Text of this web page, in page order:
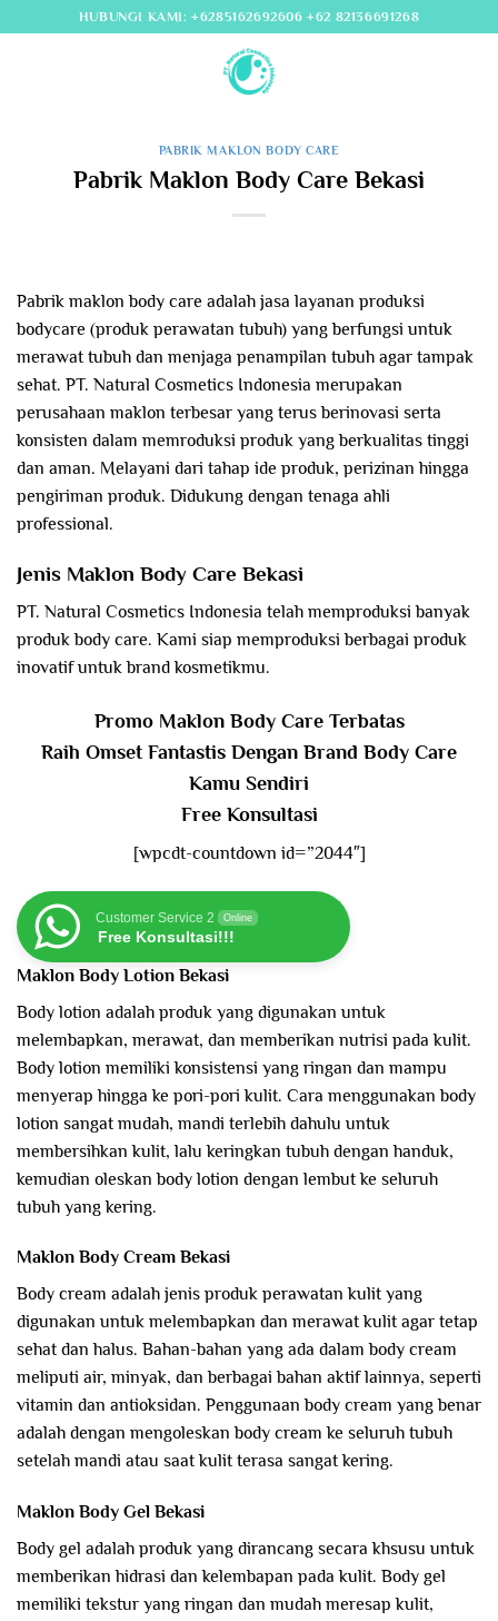
to
HUBUNGI KAMI: +6285162692606 +62 82136691268
PABRIK MAKLON BODY CARE
Pabrik Maklon Body Care Bekasi
Pabrik maklon body care adalah jasa layanan produksi
bodycare (produk perawatan tubuh) yang berfungsi untuk
merawat tubuh dan menjaga penampilan tubuh agar tampak
sehat. PT. Natural Cosmetics Indonesia merupakan
perusahaan maklon terbesar yang terus berinovasi serta
konsisten dalam memroduksi produk yang berkualitas tinggi
dan aman. Melayani dari tahap ide produk, perizinan hingga
pengiriman produk. Didukung dengan tenaga ahli
professional.
Jenis Maklon Body Care Bekasi
PT. Natural Cosmetics Indonesia telah memproduksi banyak
produk body care. Kami siap memproduksi berbagai produk
inovatif untuk brand kosmetikmu.
Promo Maklon Body Care Terbatas
Raih Omset Fantastis Dengan Brand Body Care
Kamu Sendiri
Free Konsultasi
[wpcdt-countdown id=”2044″]
Customer Service 2 Online
Free Konsultasi!!!
Maklon Body Lotion Bekasi
Body lotion adalah produk yang digunakan untuk
melembapkan, merawat, dan memberikan nutrisi pada kulit.
Body lotion memiliki konsistensi yang ringan dan mampu
menyerap hingga ke pori-pori kulit. Cara menggunakan body
lotion sangat mudah, mandi terlebih dahulu untuk
membersihkan kulit, lalu keringkan tubuh dengan handuk,
kemudian oleskan body lotion dengan lembut ke seluruh
tubuh yang kering.
Maklon Body Cream Bekasi
Body cream adalah jenis produk perawatan kulit yang
digunakan untuk melembapkan dan merawat kulit agar tetap
sehat dan halus. Bahan-bahan yang ada dalam body cream
meliputi air, minyak, dan berbagai bahan aktif lainnya, seperti
vitamin dan antioksidan. Penggunaan body cream yang benar
adalah dengan mengoleskan body cream ke seluruh tubuh
setelah mandi atau saat kulit terasa sangat kering.
Maklon Body Gel Bekasi
Body gel adalah produk yang dirancang secara khsusu untuk
memberikan hidrasi dan kelembapan pada kulit. Body gel
memiliki tekstur yang ringan dan mudah meresap kulit,